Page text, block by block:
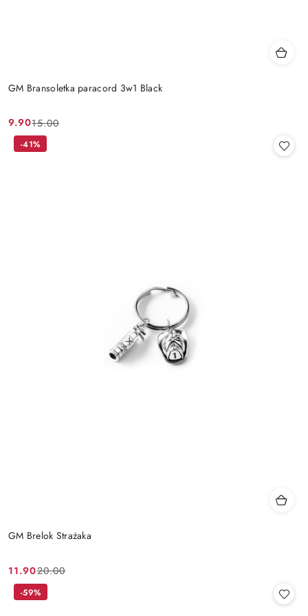
GM Bransoletka paracord 3w1 Black
Cena
promocyjna:
9.90
Cena
przed
15.00
GM Brelok Strażaka
Cena
promocyjna:
11.90
Cena
przed
20.00
-41%
-59%